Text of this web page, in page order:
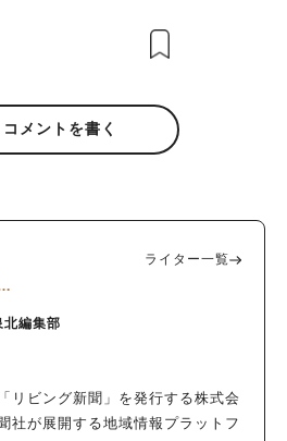
コメントを書く
ライター一覧
北編集部
リビング新聞」を発行する株式会
社が展開する地域情報プラットフ